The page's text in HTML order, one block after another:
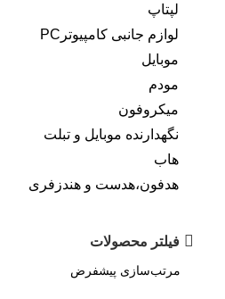
لپتاپ
لوازم جانبی کامپیوترPC
موبایل
مودم
میکروفون
نگهدارنده موبایل و تبلت
هاب
هدفون،هدست و هندزفری
فیلتر محصولات